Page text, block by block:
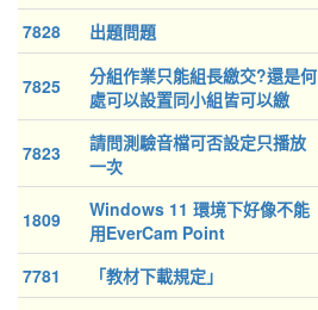
7828
出題問題
7825
分組作業只能組長繳交?還是何
處可以設置同小組皆可以繳
交？
7823
請問測驗音檔可否設定只播放
一次
1809
Windows 11 環境下好像不能
用EverCam Point
7781 「教材下載規定」